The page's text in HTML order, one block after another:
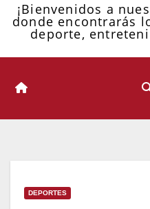
¡Bienvenidos a
donde encontrarás
deporte,
DEPORTES